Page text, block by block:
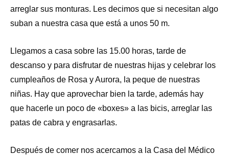
arreglar sus monturas. Les decimos que si necesitan algo
suban a nuestra casa que está a unos 50 m.
Llegamos a casa sobre las 15.00 horas, tarde de
descanso y para disfrutar de nuestras hijas y celebrar los
cumpleaños de Rosa y Aurora, la peque de nuestras
niñas. Hay que aprovechar bien la tarde, además hay
que hacerle un poco de «boxes» a las bicis, arreglar las
patas de cabra y engrasarlas.
Después de comer nos acercamos a la Casa del Médico